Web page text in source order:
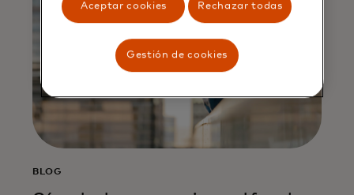
BLOG
Aceptar cookies Rechazar todas
Gestión de cookies